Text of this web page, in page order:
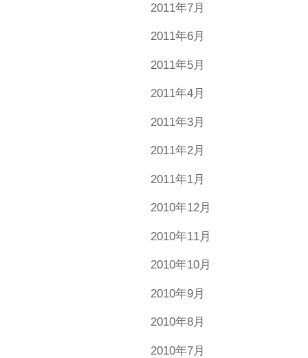
2011年7月
2011年6月
2011年5月
2011年4月
2011年3月
2011年2月
2011年1月
2010年12月
2010年11月
2010年10月
2010年9月
2010年8月
2010年7月